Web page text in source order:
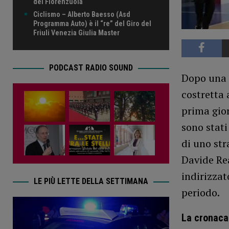
Dopo
costretta
prima
sono
di uno
Davide
periodo.
La
Ciclismo – Alberto Baesso (Asd
Programma Auto) è il “re” del Giro del
Friuli Venezia Giulia Master
PODCAST RADIO SOUND
LE PIÙ LETTE DELLA SETTIMANA